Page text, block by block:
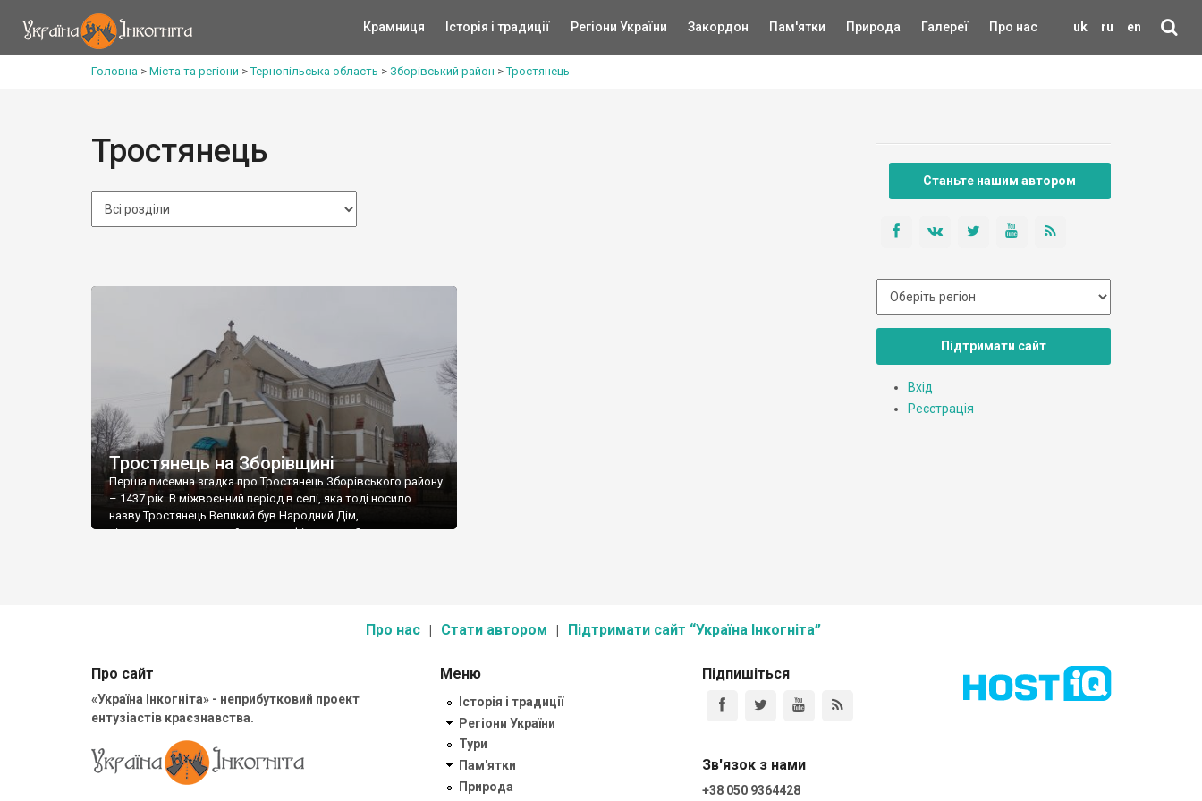
uk ru en
Крамниця Історія і традиції Регіони України Закордон Пам'ятки Природа Галереї Про нас
Головна > Міста та регіони >Тернопільська область > Зборівський район >Тростянець
Тростянець
Тростянець на Зборівщині
Перша писемна згадка про Тростянець Зборівського району
– 1437 рік. В міжвоєнний період в селі, яка тоді носило
назву Тростянець Великий був Народний Дім,
сільськогосподарський магазин, фільварок Сестер
Станьте нашим автором
Підтримати сайт
Вхід
Реєстрація
Про нас Стати автором Підтримати сайт “Україна Інкогніта”
Про сайт
«Україна Інкогніта» - неприбутковий проект
ентузіастів краєзнавства.
Меню
Історія і традиції
Регіони України
Тури
Пам'ятки
Природа
Підпишіться
Зв'язок з нами
+38 050 9364428